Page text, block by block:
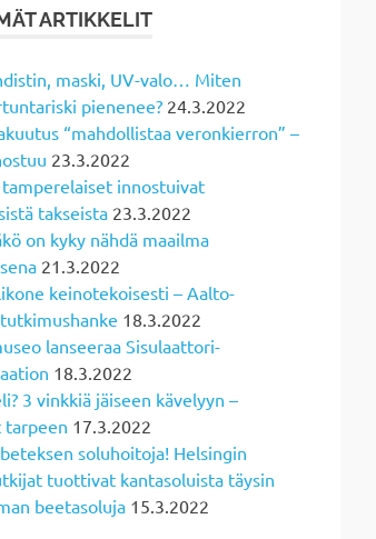
ARTIKKELIT
maski, UV-valo… Miten
pienenee? 24.3.2022
“mahdollistaa veronkierron” –
23.3.2022
tamperelaiset innostuivat
takseista 23.3.2022
on kyky nähdä maailma
21.3.2022
keinotekoisesti – Aalto-
18.3.2022
lanseeraa Sisulaattori-
18.3.2022
3 vinkkiä jäiseen kävelyyn –
tarpeen 17.3.2022
soluhoitoja! Helsingin
tuottivat kantasoluista täysin
beetasoluja 15.3.2022